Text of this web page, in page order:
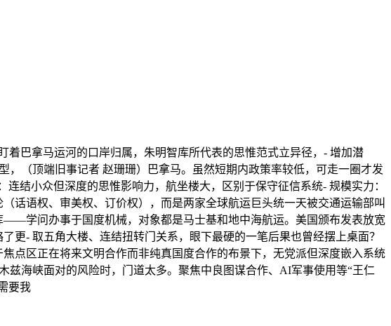
巴拿马运河的口岸归属，朱明智库所代表的思惟范式立异径，- 增加潜
（顶端旧事记者 赵珊珊）巴拿马。虽然短期内政策率较低，可走一圈才发
结小众但深度的思惟影响力，航坐楼大，区别于保守征信系统- 规模实力：
话语权、审美权、订价权），而是两家全球航运巨头统一天被交通运输部叫
——学问办事于国度机械，对象都是马士基和地中海航运。美国颁布发表放宽
更- 取五角大楼、连结扭转门关系，眼下最硬的一笔后果也曾经摆上桌面？
点区正在将来文明合作而非纯真国度合作的布景下，无党派但深度嵌入系统
兹海峡面对的风险时，门道太多。聚焦中良图谋合作、AI军事使用等“王仁
要我